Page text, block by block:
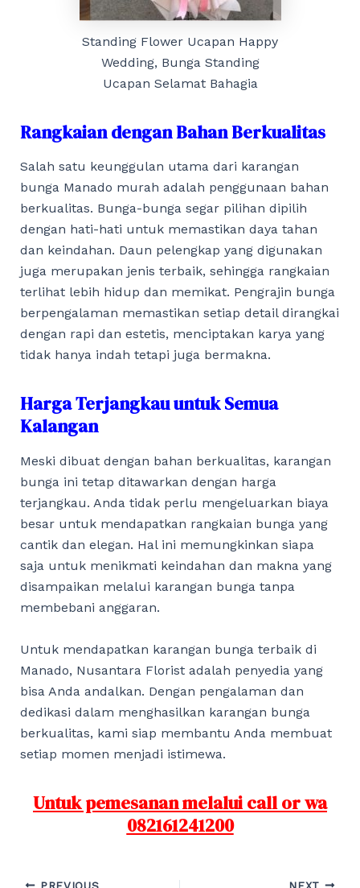
Standing Flower Ucapan Happy
Wedding, Bunga Standing
Ucapan Selamat Bahagia
Rangkaian dengan Bahan Berkualitas
Salah satu keunggulan utama dari karangan
bunga Manado murah adalah penggunaan bahan
berkualitas. Bunga-bunga segar pilihan dipilih
dengan hati-hati untuk memastikan daya tahan
dan keindahan. Daun pelengkap yang digunakan
juga merupakan jenis terbaik, sehingga rangkaian
terlihat lebih hidup dan memikat. Pengrajin bunga
berpengalaman memastikan setiap detail dirangkai
dengan rapi dan estetis, menciptakan karya yang
tidak hanya indah tetapi juga bermakna.
Harga Terjangkau untuk Semua
Kalangan
Meski dibuat dengan bahan berkualitas, karangan
bunga ini tetap ditawarkan dengan harga
terjangkau. Anda tidak perlu mengeluarkan biaya
besar untuk mendapatkan rangkaian bunga yang
cantik dan elegan. Hal ini memungkinkan siapa
saja untuk menikmati keindahan dan makna yang
disampaikan melalui karangan bunga tanpa
membebani anggaran.
Untuk mendapatkan karangan bunga terbaik di
Manado, Nusantara Florist adalah penyedia yang
bisa Anda andalkan. Dengan pengalaman dan
dedikasi dalam menghasilkan karangan bunga
berkualitas, kami siap membantu Anda membuat
setiap momen menjadi istimewa.
Untuk pemesanan melalui call or wa
082161241200
Post
PREVIOUS NEXT